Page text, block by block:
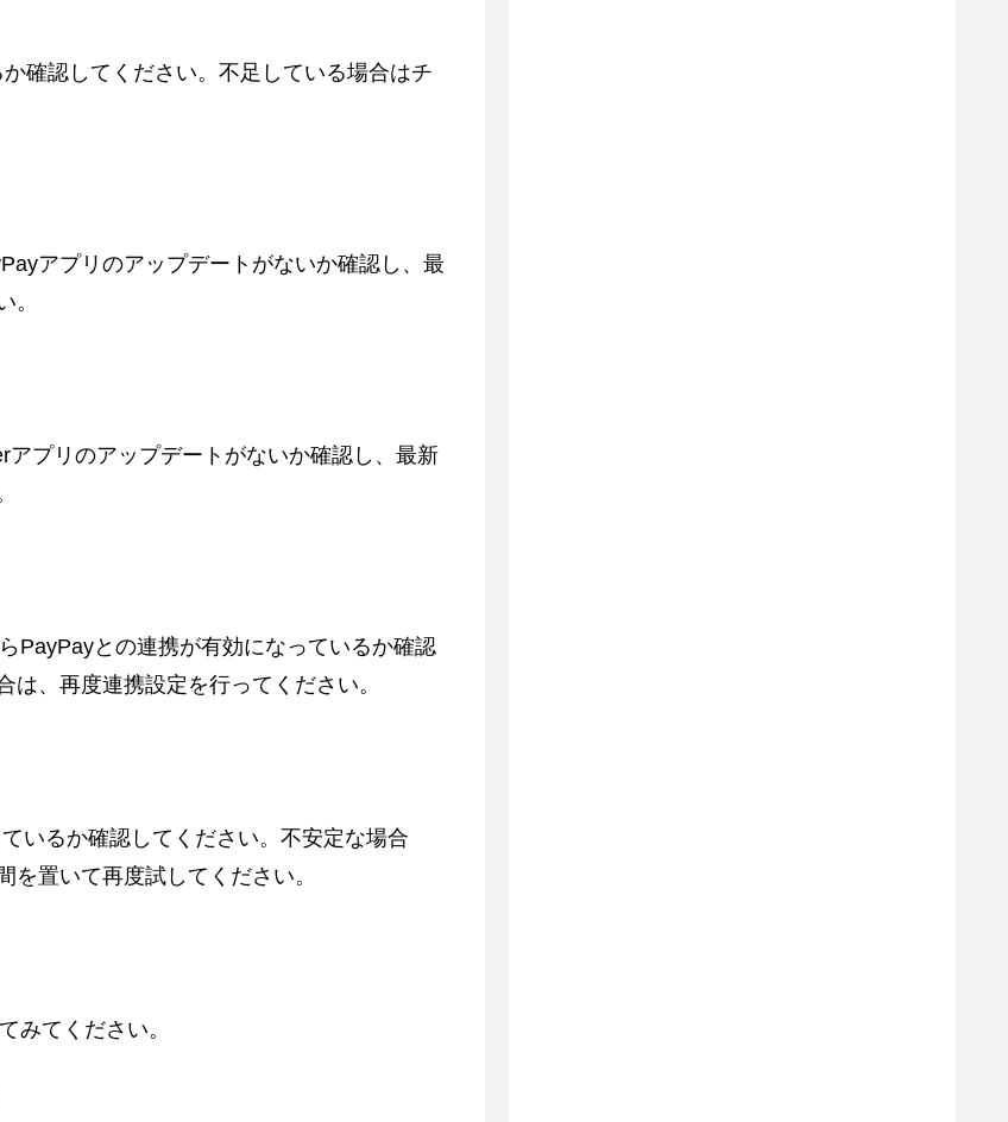
確認してください。不足している場合はチ
アプリのアップデートがないか確認し、最
。
プリのアップデートがないか確認し、最新
PayPayとの連携が有効になっているか確認
、再度連携設定を行ってください。
いるか確認してください。不安定な場合
置いて再度試してください。
みてください。